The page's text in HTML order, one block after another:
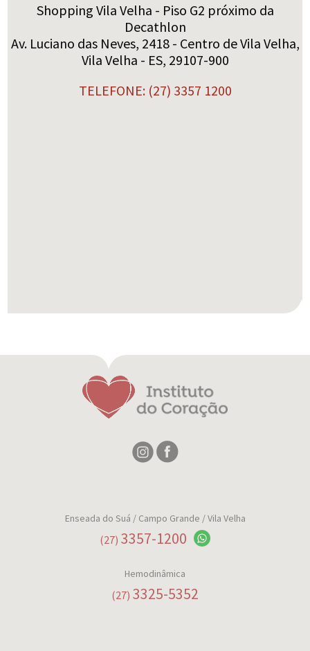
Shopping Vila Velha - Piso G2 próximo da
Decathlon
Av. Luciano das Neves, 2418 - Centro de Vila Velha,
Vila Velha - ES, 29107-900
TELEFONE: (27) 3357 1200
Enseada do Suá / Campo Grande / Vila Velha
(27) 3357-1200
Hemodinâmica
(27) 3325-5352